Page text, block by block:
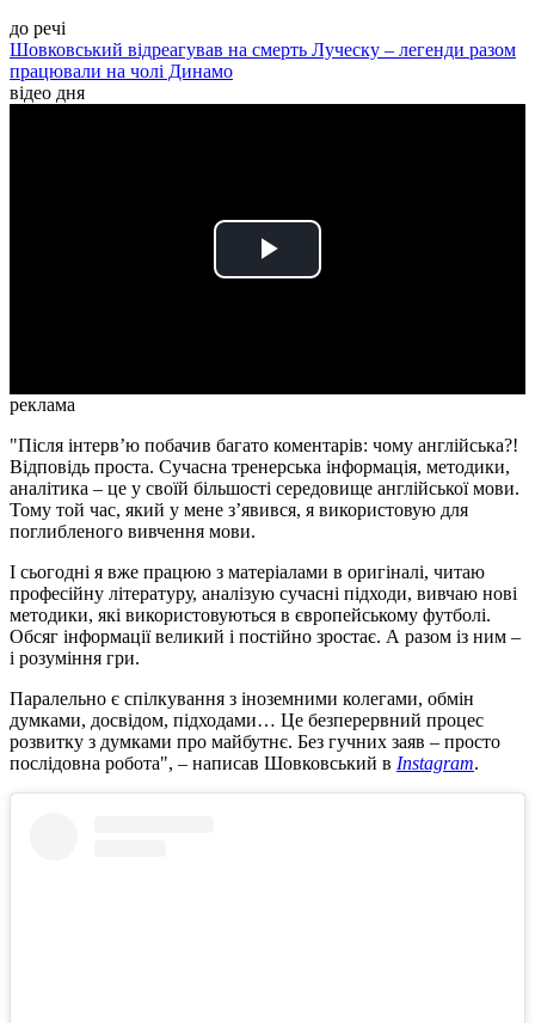
до речі
Шовковський відреагував на смерть Луческу – легенди разом
працювали на чолі Динамо
відео дня
Play
реклама
"Після інтерв’ю побачив багато коментарів: чому англійська?!
Відповідь проста. Сучасна тренерська інформація, методики,
аналітика – це у своїй більшості середовище англійської мови.
Тому той час, який у мене з’явився, я використовую для
поглибленого вивчення мови.
І сьогодні я вже працюю з матеріалами в оригіналі, читаю
професійну літературу, аналізую сучасні підходи, вивчаю нові
методики, які використовуються в європейському футболі.
Обсяг інформації великий і постійно зростає. А разом із ним –
і розуміння гри.
Паралельно є спілкування з іноземними колегами, обмін
думками, досвідом, підходами… Це безперервний процес
розвитку з думками про майбутнє. Без гучних заяв – просто
послідовна робота", – написав Шовковський в Instagram.